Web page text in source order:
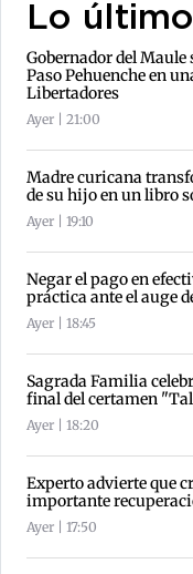
Lo último
Gobernador del
Paso Pehuenche en
Libertadores
Ayer | 21:00
Madre curicana
de su hijo en un libro
Ayer | 19:10
Negar el pago en
práctica ante el auge
Ayer | 18:45
Sagrada Familia
final del certamen
Ayer | 18:20
Experto advierte que
importante
Ayer | 17:50